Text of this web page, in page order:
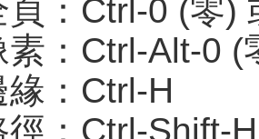
頁：Ctrl-0 (零)
素：Ctrl-Alt-0 (
緣：Ctrl-H
徑：Ctrl-Shift-H